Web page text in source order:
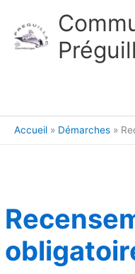
Accueil Démarches